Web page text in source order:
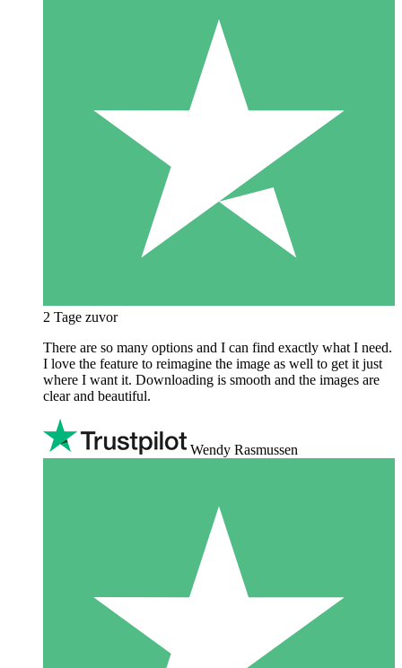
2 Tage zuvor
There are so many options and I can find exactly what I need.
I love the feature to reimagine the image as well to get it just
where I want it. Downloading is smooth and the images are
clear and beautiful.
Wendy Rasmussen